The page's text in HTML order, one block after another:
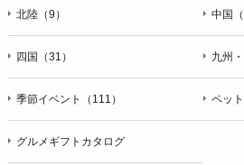
北陸（9） 中国（
四国（31） 九州
季節イベント（111） ペッ
グルメギフトカタログ